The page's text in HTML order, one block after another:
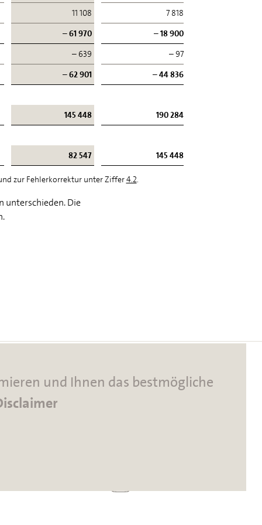
11 108
7 818
– 61 970
– 18 900
– 639
– 97
– 62 901
– 44 836
145 448 190 284
82 547 145 448
zur Fehlerkorrektur unter Ziffer4.2.
unterschieden. Die
und Ihnen das bestmögliche